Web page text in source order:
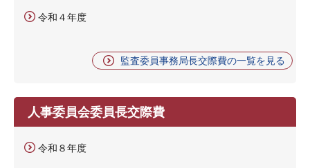
令和４年度
監査委員事務局長交際費の一覧を見る
人事委員会委員長交際費
令和８年度